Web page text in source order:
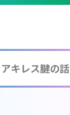
アキレス腱の話